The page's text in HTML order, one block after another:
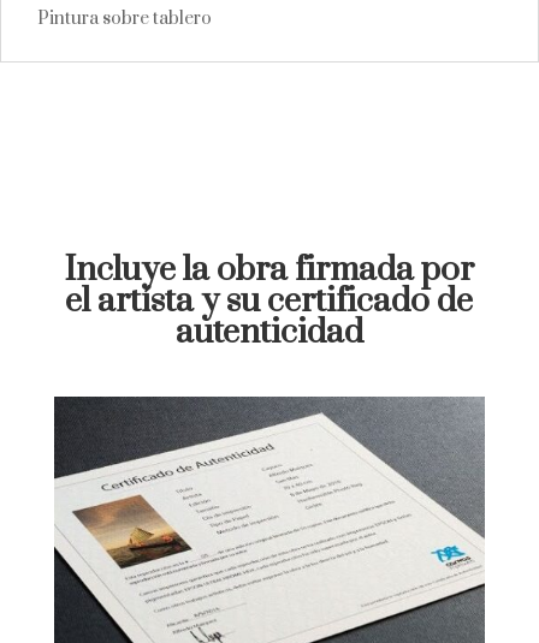
Pintura sobre tablero
Incluye la obra firmada por
el artísta y su certificado de
autenticidad